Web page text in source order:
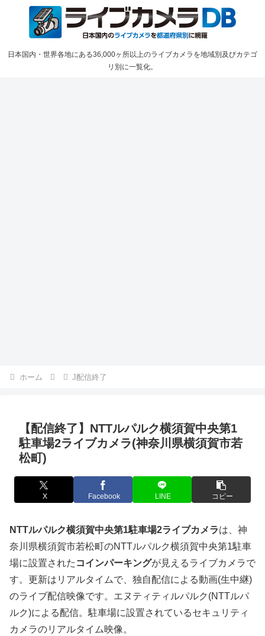
日本国内・世界各地にある36,000ヶ所以上のライブカメラを地域別及びカテゴ
リ別に一覧化。
ホーム J配信終了
【配信終了】NTTルパルク横須賀中央第1
駐車場2ライブカメラ(神奈川県横須賀市若
松町)
X Facebook LINE コピー
NTTルパルク横須賀中央第1駐車場2ライブカメラは、神
奈川県横須賀市若松町のNTTルパルク横須賀中央第1駐車
場に設置された コインパーキングが見えるライブカメラで
す。更新はリアルタイムで、独自配信による動画(生中継)
のライブ配信映像です。エヌティティルパルク(NTTルパ
ルク)による配信。駐車場に設置されているセキュリティ
カメラのリアルタイム映像。